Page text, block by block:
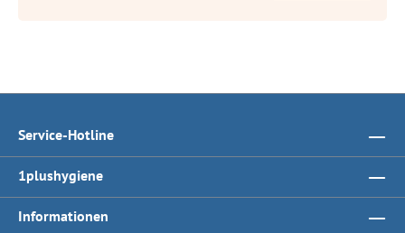
Service-Hotline
1plushygiene
Informationen